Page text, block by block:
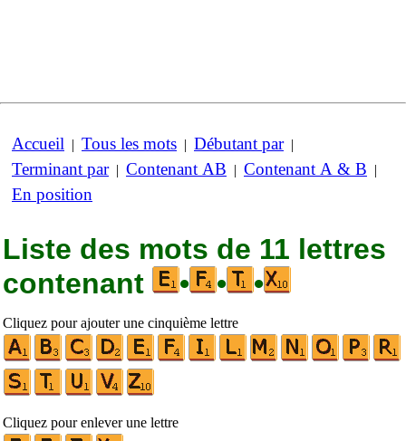
Accueil | Tous les mots | Débutant par|
Terminant par| Contenant AB | Contenant A & B |
En position
Liste des mots de 11 lettres
contenant
• • •
Cliquez pour ajouter une cinquième lettre
Cliquez pour enlever une lettre